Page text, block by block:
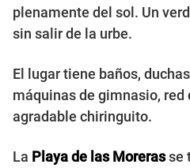
plenamente del sol. Un
sin salir de la urbe.
El lugar tiene baños,
máquinas de gimnasio, red
agradable chiringuito.
La Playa de las Morerasse